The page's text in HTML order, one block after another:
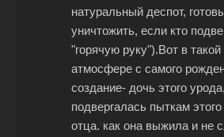
натуральный деспот,
уничтожить, если кто
"горячую руку").Вот в такой
атмосфере с самого
создание- дочь этого
подвергалась пыткам
отца. как она выжила и не